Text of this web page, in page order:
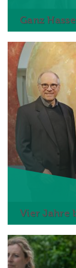
Ganz
Vier Jahre